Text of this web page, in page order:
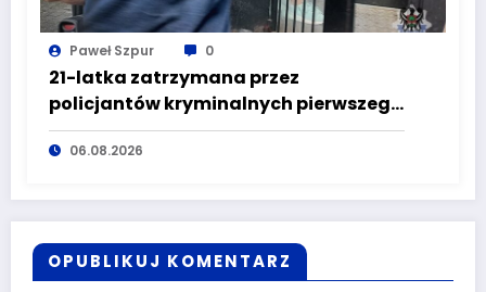
Paweł Szpur 0
21-latka zatrzymana przez
policjantów kryminalnych pierwszego
komisariatu za kradzieże sklepowe
06.08.2026
OPUBLIKUJ KOMENTARZ